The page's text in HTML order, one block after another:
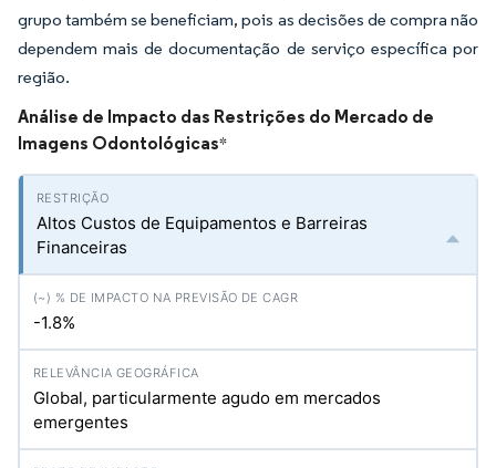
grupo também se beneficiam, pois as decisões de compra não
dependem mais de documentação de serviço específica por
região.
Análise de Impacto das Restrições do Mercado de
Imagens Odontológicas*
Altos Custos de Equipamentos e Barreiras
Financeiras
-1.8%
Global, particularmente agudo em mercados
emergentes